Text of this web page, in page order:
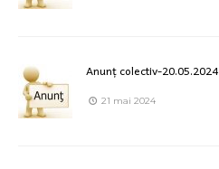
Anunț colectiv-20.05.2024
21 mai 2024